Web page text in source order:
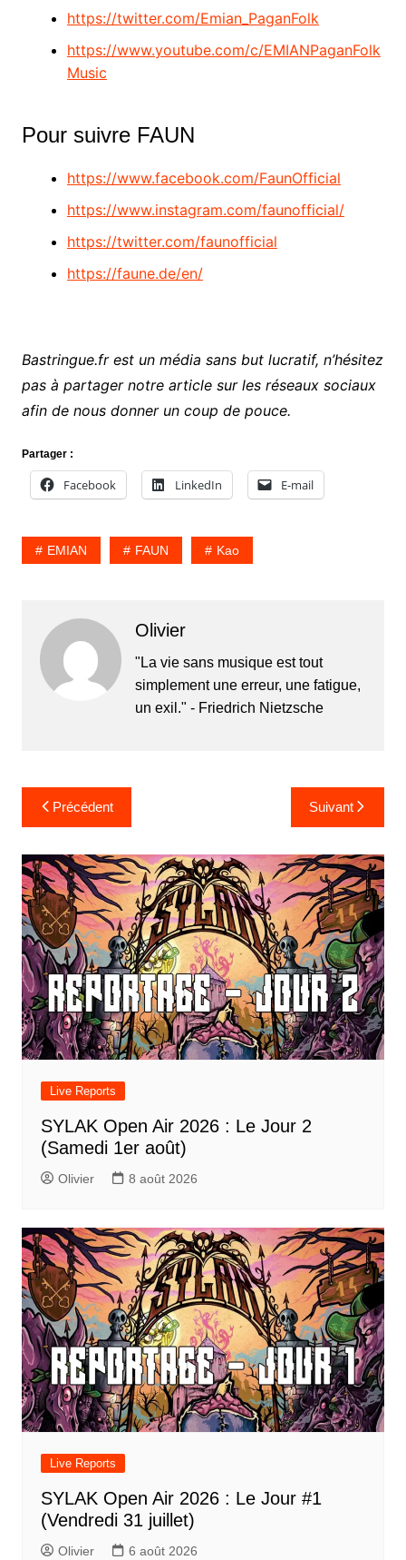
https://twitter.com/Emian_PaganFolk
https://www.youtube.com/c/EMIANPaganFolk
Music
Pour suivre FAUN
https://www.facebook.com/FaunOfficial
https://www.instagram.com/faunofficial/
https://twitter.com/faunofficial
https://faune.de/en/
Bastringue.fr est un média sans but lucratif, n’hésitez
pas à partager notre article sur les réseaux sociaux
afin de nous donner un coup de pouce.
Partager :
Facebook LinkedIn E-mail
EMIAN FAUN Kao
Olivier
"La vie sans musique est tout
simplement une erreur, une fatigue,
un exil." - Friedrich Nietzsche
Navigation
de
l’article
Précédent Suivant
Live Reports
SYLAK Open Air 2026 : Le Jour 2
(Samedi 1er août)
Olivier 8 août 2026
Live Reports
SYLAK Open Air 2026 : Le Jour #1
(Vendredi 31 juillet)
Olivier 6 août 2026